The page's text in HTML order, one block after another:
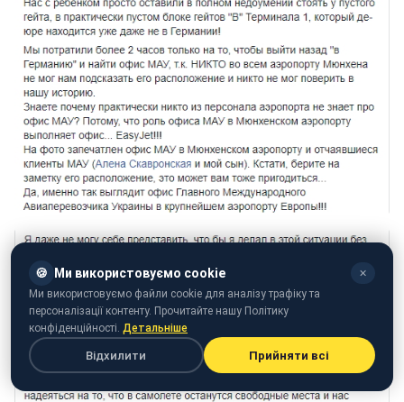
🍪 Ми використовуємо cookie ✕
Ми використовуємо файли cookie для аналізу трафіку та
персоналізації контенту. Прочитайте нашу Політику
конфіденційності. Детальніше
Відхилити Прийняти всі